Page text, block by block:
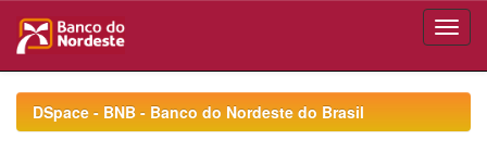
navigationDSpace - BNB - Banco do Nordeste do Brasil